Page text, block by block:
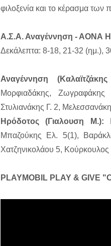
φιλοξενία και το κέρασμα των
Α.Σ.Α. Αναγέννηση - ΑΟΝΑ
Δεκάλεπτα: 8-18, 21-32 (ημ.),
Αναγέννηση
Μορφιαδάκης,
Στυλιανάκης Γ. 2,
Ηρόδοτος (Γιαλουση Μ.):
Μπαζούκης Ελ. 5(1),
Χατζηνικολάου 5,
PLAYMOBIL PLAY & GIVE